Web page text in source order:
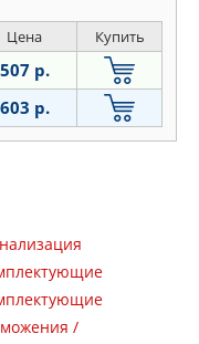
Цена Купить
507 р.
603 р.
/